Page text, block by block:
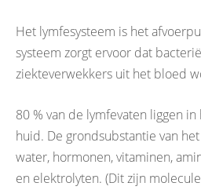
Het lymfesysteem is het
systeem zorgt ervoor dat
ziekteverwekkers uit het bloed
80 % van de lymfevaten liggen
huid. De grondsubstantie van
water, hormonen, vitaminen,
en elektrolyten. (Dit zijn